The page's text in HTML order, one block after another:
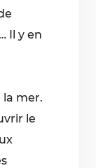
Il y en
mer.
le